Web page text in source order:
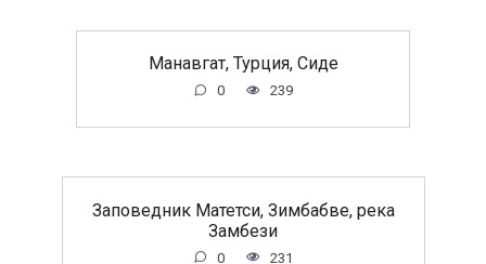
Манавгат, Турция, Сиде
0 239
Заповедник Матетси, Зимбабве, река
Замбези
0 231